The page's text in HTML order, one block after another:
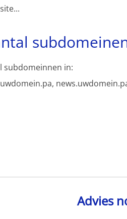
subdomeinnen in:
Advies